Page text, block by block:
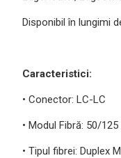
Disponibil în lungimi
Caracteristici:
• Conector: LC-LC
• Modul Fibră: 50/125
• Tipul fibrei: Duplex